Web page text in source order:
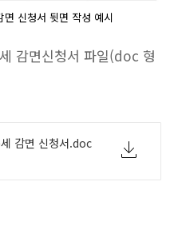
신청서 뒷면 작성 예시
감면신청서 파일(doc 형
감면 신청서.doc